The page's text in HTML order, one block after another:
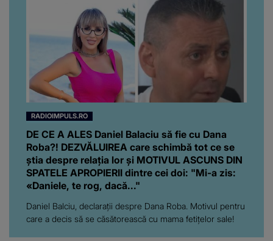
RADIOIMPULS.RO
DE CE A ALES Daniel Balaciu să fie cu Dana
Roba?! DEZVĂLUIREA care schimbă tot ce se
știa despre relația lor și MOTIVUL ASCUNS DIN
SPATELE APROPIERII dintre cei doi: "Mi-a zis:
«Daniele, te rog, dacă..."
Daniel Balciu, declarații despre Dana Roba. Motivul pentru
care a decis să se căsătorească cu mama fetițelor sale!